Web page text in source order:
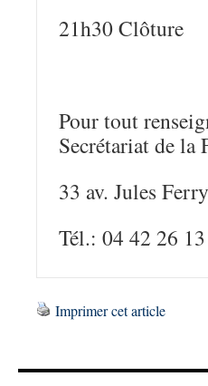
21h30 Clôture
Pour tout
Secrétariat de la
33 av. Jules
Tél.: 04 42 26
Imprimer cet article